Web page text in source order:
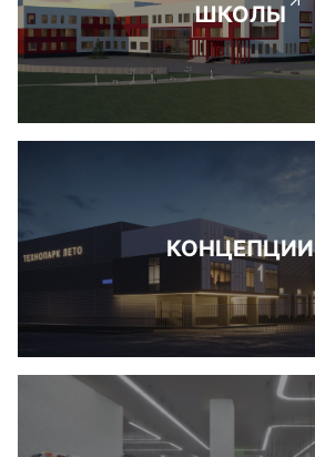
ШКОЛЫ
КОНЦЕПЦИИ